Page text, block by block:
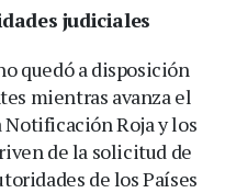
judiciales
quedó a disposición
mientras avanza el
Roja y los
de la solicitud de
de los Países